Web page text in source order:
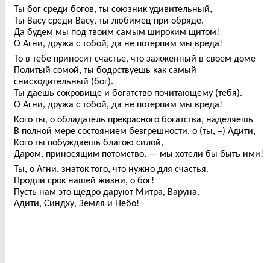
Ты бог среди богов, ты союзник удивительный,
Ты Васу среди Васу, ты любимец при обряде.
Да будем мы под твоим самым широким щитом!
О Агни, дружа с тобой, да не потерпим мы вреда!
То в тебе приносит счастье, что зажженный в своем доме
Политый сомой, ты бодрствуешь как самый
снисходительный (бог).
Ты даешь сокровище и богатство почитающему (тебя).
О Агни, дружа с тобой, да не потерпим мы вреда!
Кого ты, о обладатель прекрасного богатства, наделяешь
В полной мере состоянием безгрешности, о (ты, –) Адити,
Кого ты побуждаешь благою силой,
Даром, приносящим потомство, — мы хотели бы быть ими!
Ты, о Агни, знаток того, что нужно для счастья.
Продли срок нашей жизни, о бог!
Пусть нам это щедро даруют Митра, Варуна,
Адити, Синдху, Земля и Небо!